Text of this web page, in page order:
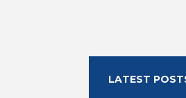
LATEST